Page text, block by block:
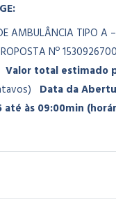
AMBULÂNCIA TIPO A
Nº
Valor total estimado
Data da
às 09:00min